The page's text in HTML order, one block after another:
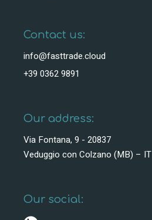
Contact us:
info@fasttrade.cloud
+39 0362 9891
Our address:
Via Fontana, 9 - 20837
Veduggio con Colzano (MB) – IT
Our social: